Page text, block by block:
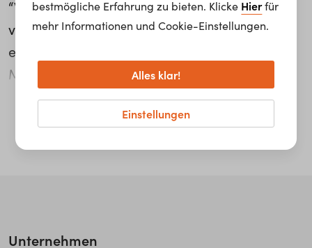
“Wenn etwas nicht so gelingt, wie du es dir
vorgestellt hast, bedeutet das nicht immer
einen Misserfolg.“ Das wäre für Adrienn
Marczali, strategischer Einkauf,
Materialwirtschaft bei EVVA, der wichtigste
Ratschlag an ihr 14-jähriges Ich. Gemeinsam
im Team sorgt sie dafür, dass die Produktion
weiterlesen...
Unternehmen
bestmögliche Erfahrung zu bieten. Klicke Hierfür
mehr Informationen und Cookie-Einstellungen.
Einstellungen
Alles klar!